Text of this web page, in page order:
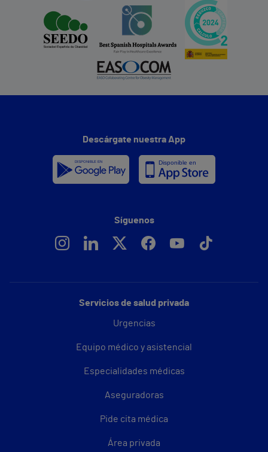
Servicios de salud privada
Urgencias
Equipo médico y asistencial
Especialidades médicas
Aseguradoras
Pide cita médica
Área privada
Descárgate nuestra App
Síguenos